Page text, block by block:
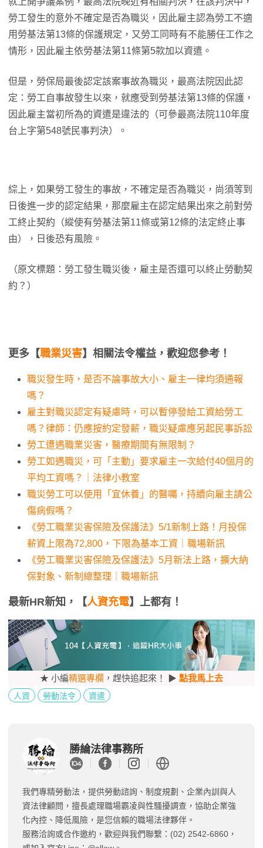
勞工發生的意外不確定是否為職災，因此雇主認為勞工不適
用勞基法第13條的保護規定，又勞工同時有不能勝任工作之
情形，因此雇主依勞基法第11條第5款加以資遣。
但是，勞保局最後認定該案事故為職災，最高法院因此認
定：勞工自事故發生以來，就應受到勞基法第13條的保護，
因此雇主當初所為的資遣是違法的（可參最高法院110年度
台上字第548號民事判決）。
綜上，如果勞工發生的事故，不確定是否為職災，尚須等到
日後進一步的認定結果，那麼雇主在認定結果出來之前對勞
工終止契約（縱使有勞基法第11條或第12條的法定終止事
由），日後恐有風險。
（原文標題：勞工發生職災後，雇主是否還可以終止勞動契
約？）
更多【職業災害】相關法令權益，歡迎您參考！
職災發生時，是否不論事故大小、雇主一律均須通報
嗎？
雇主對職災認定有疑慮時，可以暫停發給工資給勞工
嗎？律師：仍應按約定發薪，職災疑慮應另起民事訴訟
勞工遭遇職業災害，醫療期間有無限制？
勞工如遇職災，可「主動」要求雇主一次給付40個月的
平均工資嗎？｜法律小教室
職災勞工可以使用「宜休養」的醫囑，持續向雇主請公
傷病假嗎？
《勞工職業災害保險及保護法》5/1新制上路！月投保
薪資上限為72,800，下限為基本工資｜職場新訊
《勞工職業災害保險及保護法》5月新法上路，擴大納
保對象、新制總整理｜職場新訊
最新HR新知，【人資充電】上都有！
★ 小編精選專欄 ，趕快追起來！ ▶ 點我馬上去
人資 勞動法令 資遣
勝綸法律事務所
我們專精勞動法，提供勞動諮詢、制度規劃、企業內訓與人
資法律顧問，擅長處理職場霸凌與性騷擾調查，協助企業強
化內控、降低風險，是您信賴的職場法律夥伴。
服務洽詢或合作邀約，歡迎與我們聯繫：(02) 2542-6860，